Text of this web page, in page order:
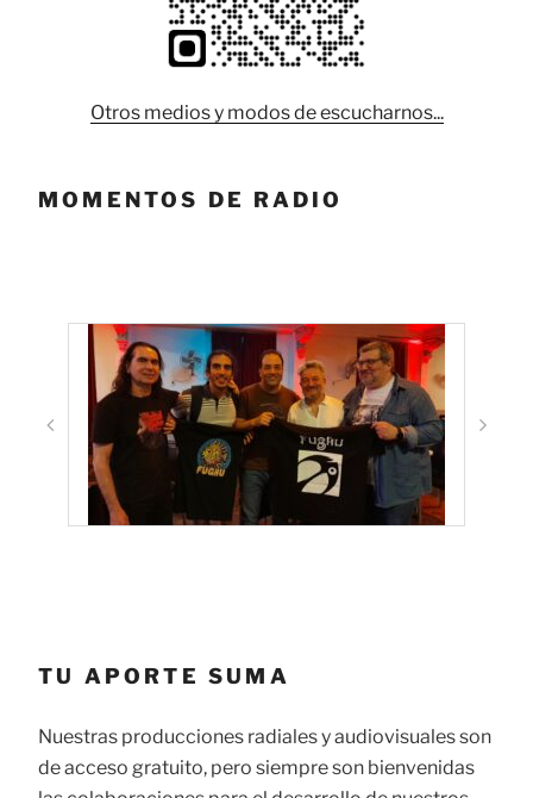
Otros medios y modos de escucharnos...
MOMENTOS DE RADIO
TU APORTE SUMA
Nuestras producciones radiales y audiovisuales son
de acceso gratuito, pero siempre son bienvenidas